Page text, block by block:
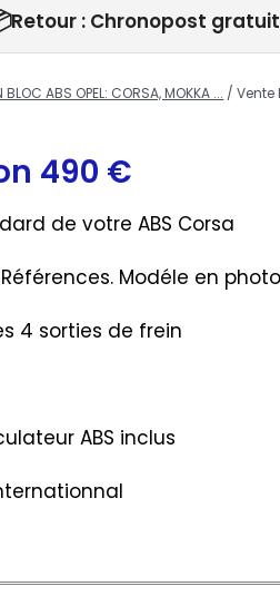
Retour : Chronopost gratuit
BLOC ABS OPEL: CORSA, MOKKA ... / Vente
490 €
de votre ABS Corsa
Modéle en
4 sorties de frein
ABS inclus